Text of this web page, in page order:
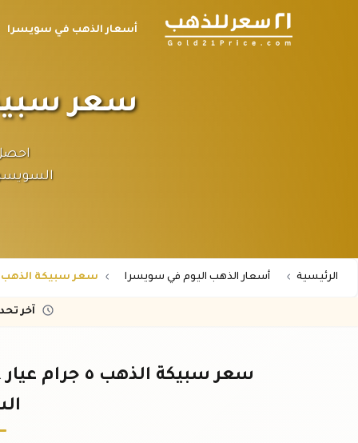
أسعار الذهب في سويسرا
سعر سبيكة الذهب ٥
الرئيسية أسعار الذهب اليوم في سويسرا سعر سبيكة الذهب 5 جرام عيار 24 في سويسرا
آخر